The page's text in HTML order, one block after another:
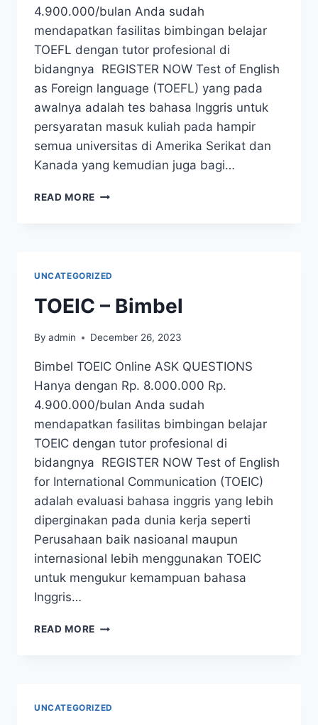
4.900.000/bulan Anda sudah
mendapatkan fasilitas bimbingan belajar
TOEFL dengan tutor profesional di
bidangnya REGISTER NOW Test of English
as Foreign language (TOEFL) yang pada
awalnya adalah tes bahasa Inggris untuk
persyaratan masuk kuliah pada hampir
semua universitas di Amerika Serikat dan
Kanada yang kemudian juga bagi…
READ MORE
UNCATEGORIZED
TOEIC – Bimbel
By admin December 26, 2023
Bimbel TOEIC Online ASK QUESTIONS
Hanya dengan Rp. 8.000.000 Rp.
4.900.000/bulan Anda sudah
mendapatkan fasilitas bimbingan belajar
TOEIC dengan tutor profesional di
bidangnya REGISTER NOW Test of English
for International Communication (TOEIC)
adalah evaluasi bahasa inggris yang lebih
diperginakan pada dunia kerja seperti
Perusahaan baik nasioanal maupun
internasional lebih menggunakan TOEIC
untuk mengukur kemampuan bahasa
Inggris…
READ MORE
UNCATEGORIZED